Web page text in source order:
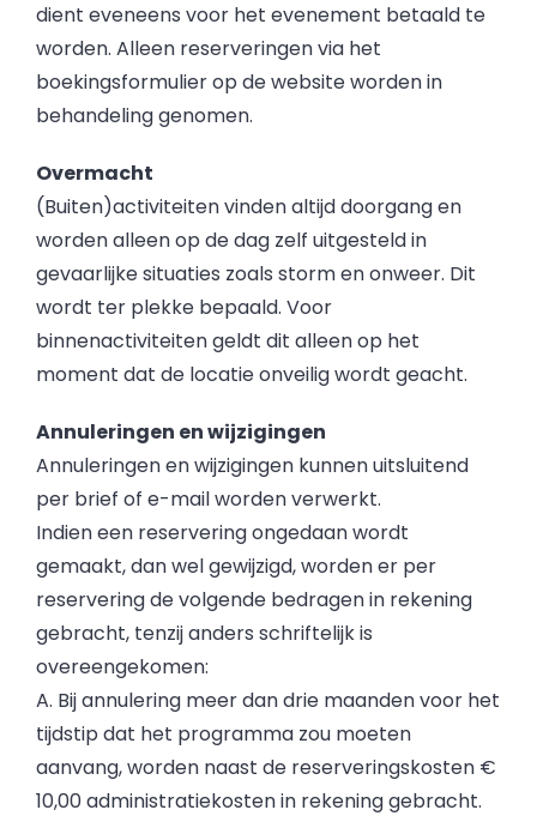
dient eveneens voor het evenement betaald te
worden. Alleen reserveringen via het
boekingsformulier op de website worden in
behandeling genomen.
Overmacht
(Buiten)activiteiten vinden altijd doorgang en
worden alleen op de dag zelf uitgesteld in
gevaarlijke situaties zoals storm en onweer. Dit
wordt ter plekke bepaald. Voor
binnenactiviteiten geldt dit alleen op het
moment dat de locatie onveilig wordt geacht.
Annuleringen en wijzigingen
Annuleringen en wijzigingen kunnen uitsluitend
per brief of e-mail worden verwerkt.
Indien een reservering ongedaan wordt
gemaakt, dan wel gewijzigd, worden er per
reservering de volgende bedragen in rekening
gebracht, tenzij anders schriftelijk is
overeengekomen:
A. Bij annulering meer dan drie maanden voor het
tijdstip dat het programma zou moeten
aanvang, worden naast de reserveringskosten €
10,00 administratiekosten in rekening gebracht.